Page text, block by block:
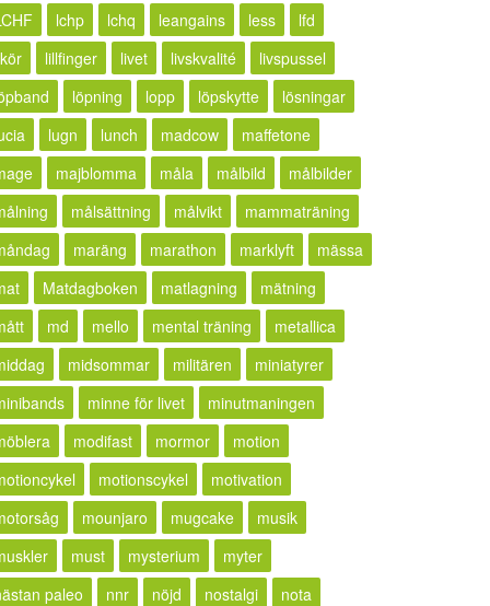
lchp lchq leangains less
lfd
lillfinger livet livskvalité
livspussel
löpning lopp löpskytte
lösningar
lugn lunch madcow
maffetone
majblomma måla målbild
målbilder
målsättning målvikt
mammaträning
maräng marathon marklyft
mässa
Matdagboken matlagning
mätning
md mello mental träning
metallica
midsommar militären
miniatyrer
minne för livet
minutmaningen
modifast mormor
motion
motionscykel
motivation
mounjaro mugcake
musik
must mysterium
myter
paleo
nnr nöjd nostalgi
nota